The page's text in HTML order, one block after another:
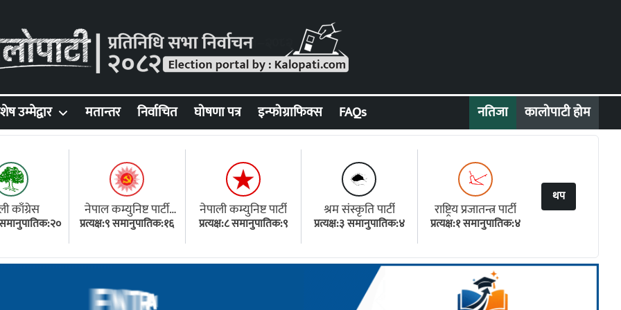
नतिजा कालोपाटी होम
उम्मेद्वार मतान्तर निर्वाचित घोषणा पत्र इन्फोग्राफिक्स FAQs
काँग्रेस
समानुपातिक:२०
नेपाल कम्युनिष्ट पार्टी
(एमाले)
प्रत्यक्ष:९ समानुपातिक:१६
नेपाली कम्युनिष्ट पार्टी
प्रत्यक्ष:८ समानुपातिक:९
श्रम संस्कृति पार्टी
प्रत्यक्ष:३ समानुपातिक:४
राष्ट्रिय प्रजातन्त्र पार्टी
प्रत्यक्ष:१ समानुपातिक:४
थप